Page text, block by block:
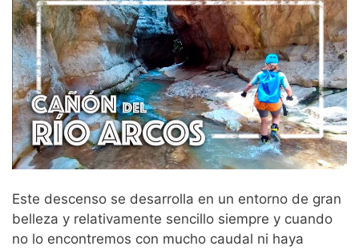
Este descenso se desarrolla en un entorno de gran
belleza y relativamente sencillo siempre y cuando
no lo encontremos con mucho caudal ni haya